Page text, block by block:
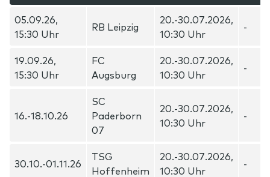
05.09.26,
15:30 Uhr
RB Leipzig
20.-30.07.2026,
10:30 Uhr
-
19.09.26,
15:30 Uhr
FC
Augsburg
20.-30.07.2026,
10:30 Uhr
-
16.-18.10.26
SC
Paderborn
07
20.-30.07.2026,
10:30 Uhr
-
30.10.-01.11.26
TSG
Hoffenheim
20.-30.07.2026,
10:30 Uhr
-